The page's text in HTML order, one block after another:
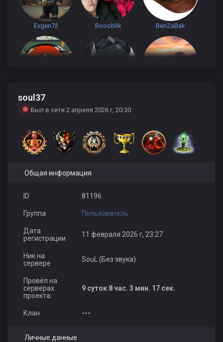
Evgen72 Boooblik BenZaBak
kenny161
soul37
Был в сети 2 апреля 2026 г, 20:30
Общая информация
ID 81196
Группа Пользователь
Дата
регистрации
11 февраля 2026 г, 23:27
Ник на
сервере
SouL (Без звука)
Провёл на
серверах
проекта:
9 суток 8 час. 3 мин. 17 сек.
Клан ---
Личные данные